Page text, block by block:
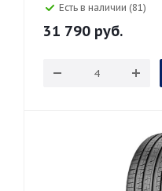
Есть в наличии (81)
31 790 руб.